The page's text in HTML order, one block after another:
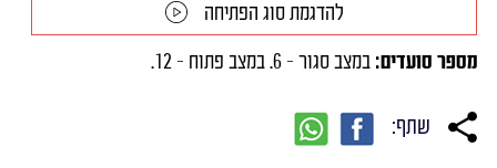
להדגמת סוג הפתיחה
מספר סועדים: במצב סגור - 6. במצב פתוח - 12.
שתף: